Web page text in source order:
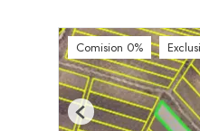
Comision 0%
Previous